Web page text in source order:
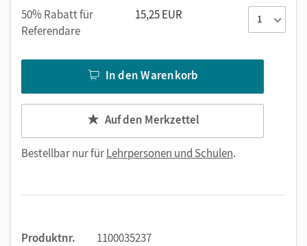
50% Rabatt für
Referendare
15,25 EUR
In den Warenkorb
Auf den Merkzettel
Bestellbar nur fürLehrpersonen und Schulen.
Produktnr.
1100035237